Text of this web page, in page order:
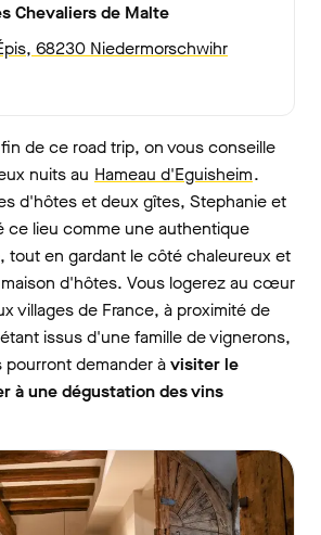
Chevaliers de Malte
68230 Niedermorschwihr
de ce road trip, on vous conseille
nuits au Hameau d'Eguisheim.
d'hôtes et deux gîtes, Stephanie et
ce lieu comme une authentique
tout en gardant le côté chaleureux et
d'hôtes. Vous logerez au cœur
villages de France, à proximité de
issus d'une famille de vignerons,
demander àvisiter le
à une dégustation des vins